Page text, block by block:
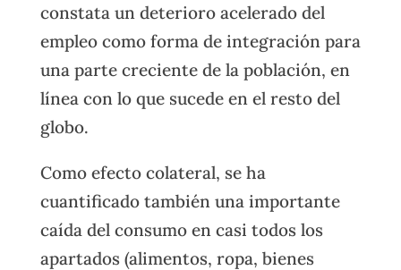
constata un deterioro acelerado del
empleo como forma de integración para
una parte creciente de la población, en
línea con lo que sucede en el resto del
globo.
Como efecto colateral, se ha
cuantificado también una importante
caída del consumo en casi todos los
apartados (alimentos, ropa, bienes